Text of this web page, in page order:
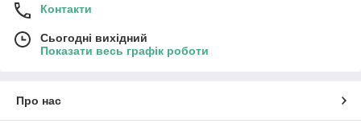
Контакти
Сьогодні вихідний
Показати весь графік роботи
Про нас